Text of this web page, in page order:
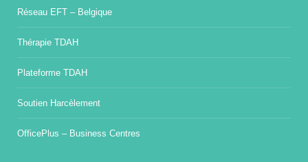
Réseau EFT – Belgique
Thérapie TDAH
Plateforme TDAH
Soutien Harcèlement
OfficePlus – Business Centres